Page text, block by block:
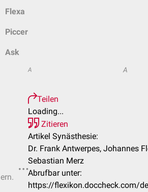
Flexa
Piccer
Ask
A A
Teilen
Loading...
Zitieren
Artikel Synästhesie:
Dr. Frank Antwerpes, Johannes
Sebastian Merz
Abrufbar unter:
https://flexikon.doccheck.com/